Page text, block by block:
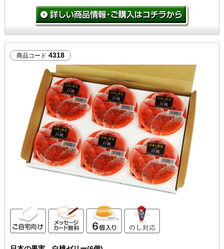
商品コード 4318
ご自宅向けメッセージカード無料
6個入り のし対応